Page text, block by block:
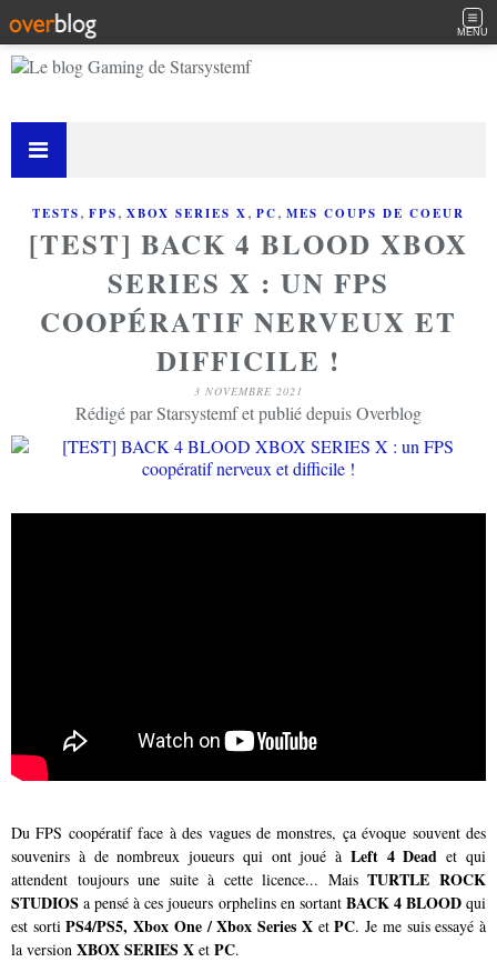
MENU
TESTS, FPS, XBOX SERIES X, PC, MES COUPS DE COEUR
[TEST] BACK 4 BLOOD XBOX
SERIES X : UN FPS
COOPÉRATIF NERVEUX ET
DIFFICILE !
3 NOVEMBRE 2021
Rédigé par Starsystemf et publié depuis Overblog
Du FPS coopératif face à des vagues de monstres, ça évoque souvent des
souvenirs à de nombreux joueurs qui ont joué à Left 4 Dead et qui
attendent toujours une suite à cette licence... MaisTURTLE ROCK
STUDIOS a pensé à ces joueurs orphelins en sortant BACK 4 BLOODqui
est sortiPS4/PS5, Xbox One / Xbox Series XetPC. Je me suis essayé à
la version XBOX SERIES X et PC.